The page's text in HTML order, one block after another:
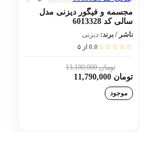
مجسمه و فیگور دیزنی مدل
سالی کد 6013328
ناشر / برند: دیزنی
☆☆☆☆☆0.0 از ۵
تومان 13,100,000
تومان 11,790,000
موجود